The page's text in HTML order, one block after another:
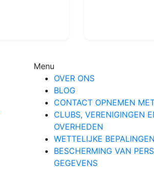
Menu
OVER ONS
BLOG
CONTACT OPNEMEN
CLUBS, VERENIGINGEN
OVERHEDEN
WETTELIJKE BEPALINGEN
BESCHERMING VAN
GEGEVENS